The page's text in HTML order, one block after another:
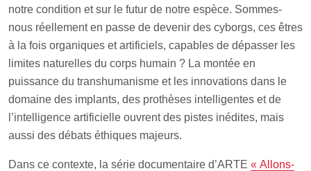
notre condition et sur le futur de notre espèce. Sommes-
nous réellement en passe de devenir des cyborgs, ces êtres
à la fois organiques et artificiels, capables de dépasser les
limites naturelles du corps humain ? La montée en
puissance du transhumanisme et les innovations dans le
domaine des implants, des prothèses intelligentes et de
l’intelligence artificielle ouvrent des pistes inédites, mais
aussi des débats éthiques majeurs.
Dans ce contexte, la série documentaire d’ARTE « Allons-